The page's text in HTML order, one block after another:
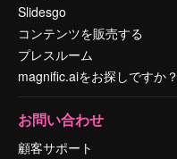
Slidesgo
コンテンツを販売する
プレスルーム
magnific.aiをお探しですか？
お問い合わせ
顧客サポート